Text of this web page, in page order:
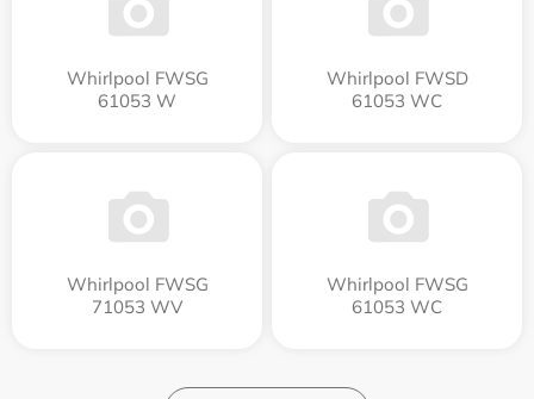
Whirlpool FWSG
61053 W
Whirlpool FWSD
61053 WC
Whirlpool FWSG
71053 WV
Whirlpool FWSG
61053 WC